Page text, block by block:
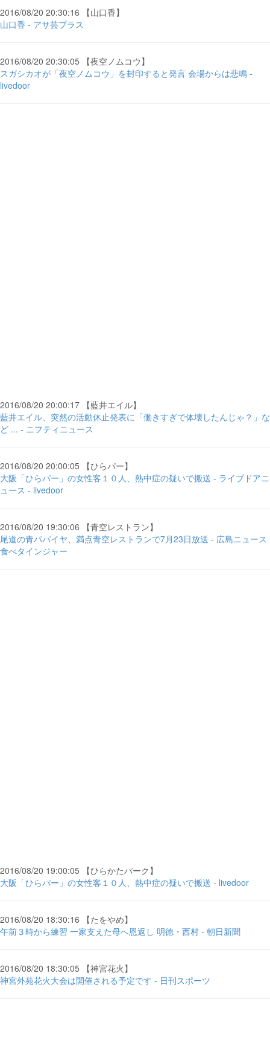
2016/08/20 20:30:16 【山口香】
山口香 - アサ芸プラス
2016/08/20 20:30:05 【夜空ノムコウ】
スガシカオが「夜空ノムコウ」を封印すると発言 会場からは悲鳴 -
livedoor
2016/08/20 20:00:17 【藍井エイル】
藍井エイル、突然の活動休止発表に「働きすぎで体壊したんじゃ？」な
ど ... - ニフティニュース
2016/08/20 20:00:05 【ひらパー】
大阪「ひらパー」の女性客１０人、熱中症の疑いで搬送 - ライブドアニ
ュース - livedoor
2016/08/20 19:30:06 【青空レストラン】
尾道の青パパイヤ、満点青空レストランで7月23日放送 - 広島ニュース
食べタインジャー
2016/08/20 19:00:05 【ひらかたパーク】
大阪「ひらパー」の女性客１０人、熱中症の疑いで搬送 - livedoor
2016/08/20 18:30:16 【たをやめ】
午前３時から練習 一家支えた母へ恩返し 明徳・西村 - 朝日新聞
2016/08/20 18:30:05 【神宮花火】
神宮外苑花火大会は開催される予定です - 日刊スポーツ